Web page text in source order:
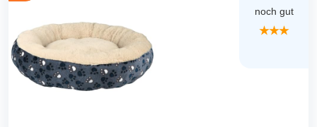
noch gut
★★★